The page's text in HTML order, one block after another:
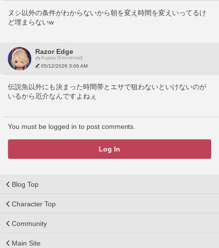
ヌシ以外の条件がわからないから朝を変え時間を変えいってるけ
ど埋まらないw
Razor Edge
Kujata [Elemental]
05/12/2026 3:06 AM
伝説魚以外にも決まった時間帯とエサで狙わないといけないのが
いるから厄介なんですよねぇ
You must be logged in to post comments.
Log In
Blog Top
Character Top
Community
Main Site